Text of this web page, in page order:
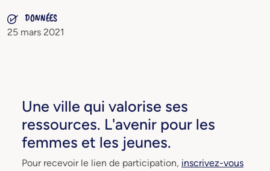
DONNÉES
25 mars 2021
Une ville qui valorise ses
ressources. L'avenir pour les
femmes et les jeunes.
Pour recevoir le lien de participation, inscrivez-vous